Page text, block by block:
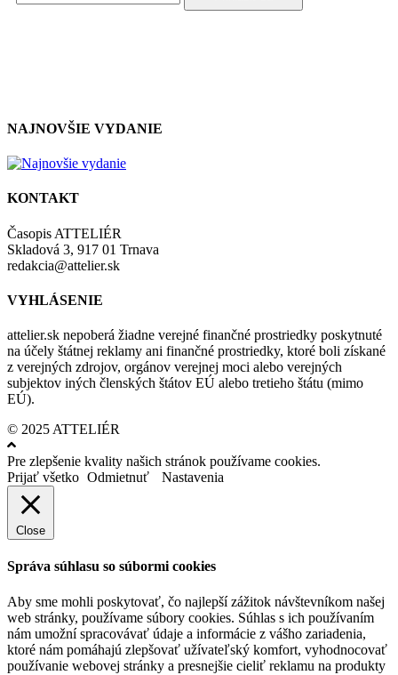
NAJNOVŠIE VYDANIE
KONTAKT
Časopis ATTELIÉR
Skladová 3, 917 01 Trnava
redakcia@attelier.sk
VYHLÁSENIE
attelier.sk nepoberá žiadne verejné finančné prostriedky poskytnuté
na účely štátnej reklamy ani finančné prostriedky, ktoré boli získané
z verejných zdrojov, orgánov verejnej moci alebo verejných
subjektov iných členských štátov EÚ alebo tretieho štátu (mimo
EÚ).
© 2025 ATTELIÉR
Pre zlepšenie kvality našich stránok používame cookies.
Prijať všetko Odmietnuť Nastavenia
Close
Správa súhlasu so súbormi cookies
Aby sme mohli poskytovať, čo najlepší zážitok návštevníkom našej
web stránky, používame súbory cookies. Súhlas s ich používaním
nám umožní spracovávať údaje a informácie z vášho zariadenia,
ktoré nám pomáhajú zlepšovať užívateľský komfort, vyhodnocovať
používanie webovej stránky a presnejšie cieliť reklamu na produkty